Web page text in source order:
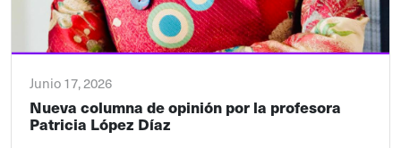
Junio 17, 2026
Nueva columna de opinión por la profesora
Patricia López Díaz